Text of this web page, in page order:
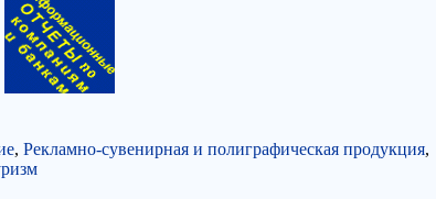
, Рекламно-сувенирная и полиграфическая продукция,